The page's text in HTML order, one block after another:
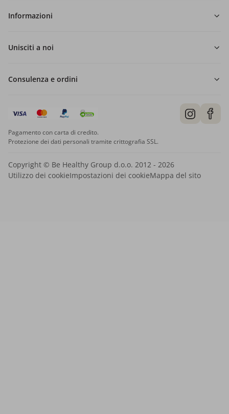
Informazioni
Unisciti a noi
Consulenza e ordini
Pagamento con carta di credito.
Protezione dei dati personali tramite crittografia SSL.
Copyright © Be Healthy Group d.o.o. 2012 - 2026
Utilizzo dei cookieImpostazioni dei cookieMappa del sito